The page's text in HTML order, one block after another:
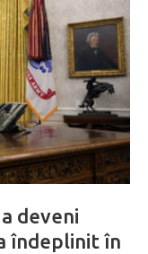
deveni
îndeplinit în